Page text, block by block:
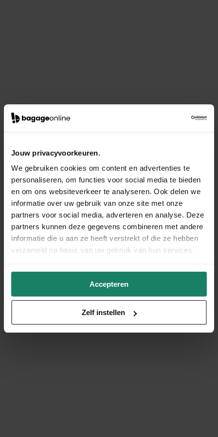
Jouw privacyvoorkeuren.
We gebruiken cookies om content en advertenties te
personaliseren, om functies voor social media te bieden
en om ons websiteverkeer te analyseren. Ook delen we
informatie over uw gebruik van onze site met onze
partners voor social media, adverteren en analyse. Deze
partners kunnen deze gegevens combineren met andere
informatie die u aan ze heeft verstrekt of die ze hebben
verzameld op basis van uw gebruik van hun services.
Accepteren
Zelf instellen